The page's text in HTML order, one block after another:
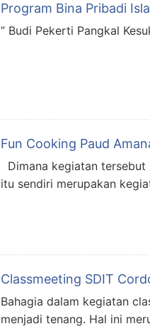
Program Bina Pribadi
” Budi Pekerti Pangkal
Fun Cooking Paud
Dimana kegiatan
itu sendiri merupakan
Classmeeting SDIT
Bahagia dalam kegiatan
menjadi tenang. Hal ini